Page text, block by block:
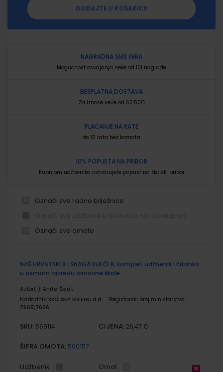
DODAJTE U KOŠARICU
NAGRADNA SMS IGRA
Mogućnost osvajanja neke od 101 nagrade
BESPLATNA DOSTAVA
Za iznose veće od 62,50€
PLAĆANJE NA RATE
do 12 rata bez kamata
10% POPUSTA NA PRIBOR
Kupnjom udžbenika ostvarujete popust na školski pribor
Označi sve radne bilježnice
Označi sve omote
proizvodi
NAŠ HRVATSKI 8 i SNAGA RIJEČI 8; komplet udžbenik i čitanka
u osmom razredu osnovne škole
Autor(i): Anita Šojat
Nakladnik: ŠKOLSKA KNJIGA d.d.
Registarski broj ministarstva:
7665;7666
SKU: 569114 CIJENA: 26,47 €
ŠIFRA OMOTA: 500157
Udžbenik Omot